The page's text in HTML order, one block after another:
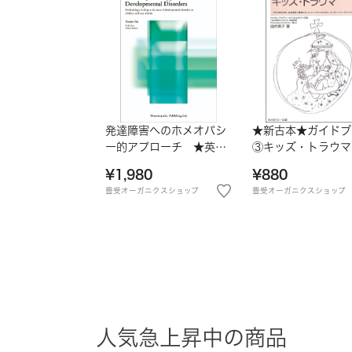
発達障害へのホメオパシ
ー的アプローチ ★英語
¥1,980
豊受オーガニクスショップ
★新古本★ガイドブ
③キッズ・トラウマ
¥880
豊受オーガニクスショップ
人気急上昇中の商品